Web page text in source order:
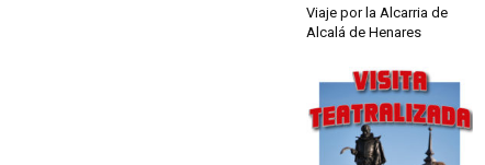
Viaje por la Alcarria de
Alcalá de Henares